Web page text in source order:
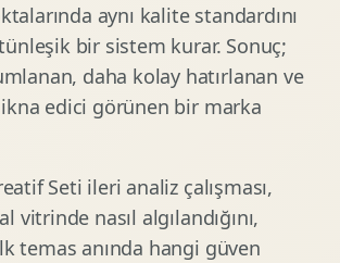
aynı kalite standardını
bir sistem kurar. Sonuç;
daha kolay hatırlanan ve
edici görünen bir marka
Seti ileri analiz çalışması,
vitrinde nasıl algılandığını,
temas anında hangi güven